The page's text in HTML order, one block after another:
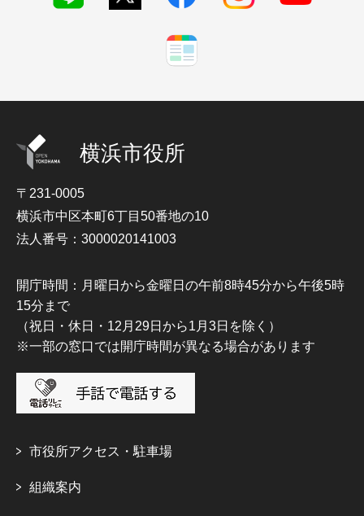
横浜市役所
〒231-0005
横浜市中区本町6丁目50番地の10
法人番号：3000020141003
開庁時間：月曜日から金曜日の午前8時45分から午後5時
15分まで
（祝日・休日・12月29日から1月3日を除く）
※一部の窓口では開庁時間が異なる場合があります
市役所アクセス・駐車場
組織案内